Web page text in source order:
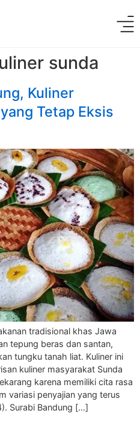
sunda
Kuliner
Tetap Eksis
tradisional khas Jawa
tepung beras dan santan,
tungku tanah liat. Kuliner ini
kuliner masyarakat Sunda
karena memiliki cita rasa
variasi penyajian yang terus
Surabi Bandung […]